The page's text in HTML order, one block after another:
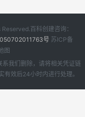
百科创建咨询：
号 苏ICP备
图
我们删除，请将相关凭证链
效后24小时内进行处理。